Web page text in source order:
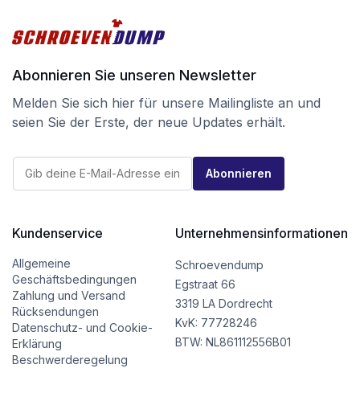
Abonnieren Sie unseren Newsletter
Melden Sie sich hier für unsere Mailingliste an und
seien Sie der Erste, der neue Updates erhält.
a
E
M
a
i
l
E
-
M
a
E
M
l
Abonnieren
Kundenservice
Allgemeine
Geschäftsbedingungen
Zahlung und Versand
Rücksendungen
Datenschutz- und Cookie-
Erklärung
Beschwerderegelung
Unternehmensinformationen
Schroevendump
Egstraat 66
3319 LA Dordrecht
KvK: 77728246
BTW: NL861112556B01